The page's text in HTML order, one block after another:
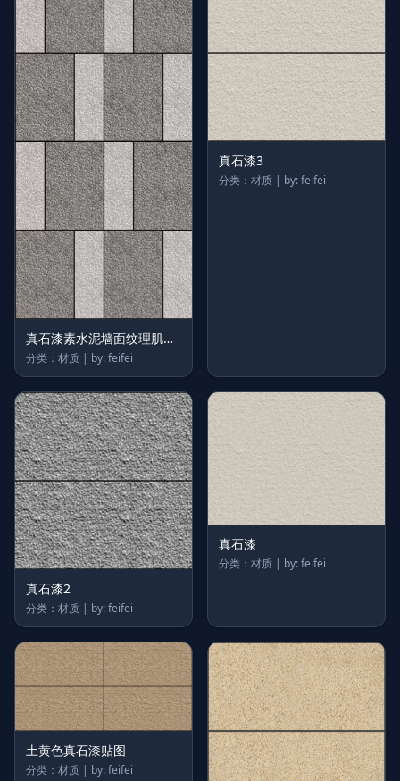
真石漆素水泥墙面纹理肌理
灰墙贴图
分类：材质 | by: feifei
真石漆3
分类：材质 | by: feifei
真石漆2
分类：材质 | by: feifei
真石漆
分类：材质 | by: feifei
土黄色真石漆贴图
分类：材质 | by: feifei